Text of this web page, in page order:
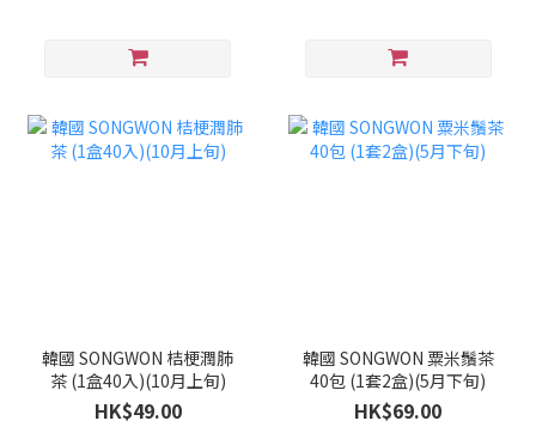
韓國 SONGWON 桔梗潤肺
茶 (1盒40入)(10月上旬)
HK$49.00
韓國 SONGWON 粟米鬚茶
40包 (1套2盒)(5月下旬)
HK$69.00